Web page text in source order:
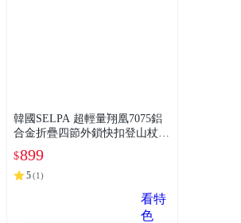
韓國SELPA 超輕量翔凰7075鋁
合金折疊四節外鎖快扣登山杖
三色任選 (超值兩入組)
$899
5(1)
看特
色